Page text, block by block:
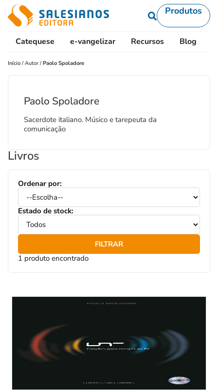
Produtos
Catequese e-vangelizar Recursos Blog
Início /Autor /Paolo Spoladore
Paolo Spoladore
Sacerdote italiano. Músico e tarepeuta da
comunicação
Livros
Ordenar por:
Estado de stock:
FILTRAR
1 produto encontrado